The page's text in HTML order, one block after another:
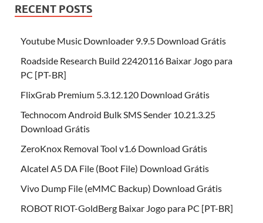
RECENT POSTS
Youtube Music Downloader 9.9.5 Download Grátis
Roadside Research Build 22420116 Baixar Jogo para
PC [PT-BR]
FlixGrab Premium 5.3.12.120 Download Grátis
Technocom Android Bulk SMS Sender 10.21.3.25
Download Grátis
ZeroKnox Removal Tool v1.6 Download Grátis
Alcatel A5 DA File (Boot File) Download Grátis
Vivo Dump File (eMMC Backup) Download Grátis
ROBOT RIOT-GoldBerg Baixar Jogo para PC [PT-BR]